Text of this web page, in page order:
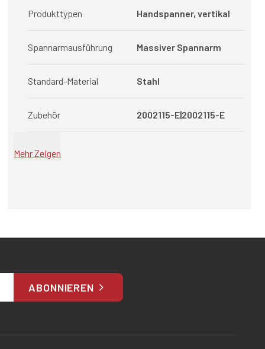
Produkttypen Handspanner, vertikal
Spannarmausführung Massiver Spannarm
Standard-Material Stahl
Zubehör 2002115-E|2002115-E
Mehr Zeigen
ABONNIEREN